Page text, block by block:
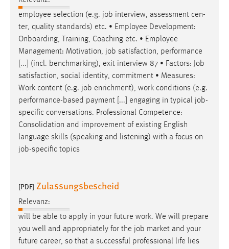
employee selection (e.g. job interview, assessment cen-
ter, quality standards) etc. • Employee Development:
Onboarding, Training, Coaching etc. • Employee
Management: Motivation, job satisfaction, performance
[...] (incl. benchmarking), exit interview 87 • Factors: Job
satisfaction, social identity, commitment • Measures:
Work content (e.g. job enrichment), work conditions (e.g.
performance-based payment [...] engaging in typical job-
specific conversations. Professional Competence:
Consolidation and improvement of existing English
language skills (speaking and listening) with a focus on
job-specific topics
[PDF] Zulassungsbescheid
Relevanz:
will be able to apply in your future work. We will prepare
you well and appropriately for the job market and your
future career, so that a successful professional life lies